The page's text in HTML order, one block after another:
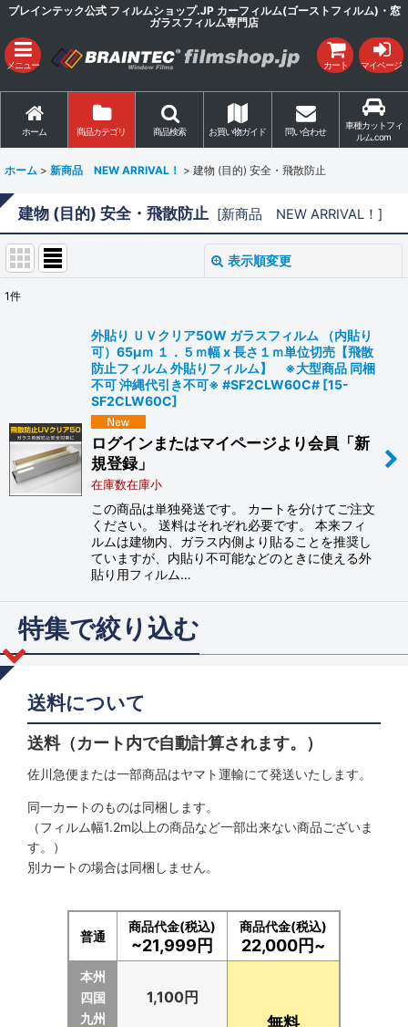
ブレインテック公式 フィルムショップ.JP カーフィルム(ゴーストフィルム)・窓
ガラスフィルム専門店
メニュー カート マイページ
ホーム 商品カテゴリ 商品検索 お買い物ガイド 問い合わせ
車種カットフィ
ルム.com
ホーム > 新商品 NEW ARRIVAL！ > 建物 (目的) 安全・飛散防止
建物 (目的) 安全・飛散防止 [新商品 NEW ARRIVAL！ ]
表示順変更
1件
外貼り ＵＶクリア50W ガラスフィルム （内貼り
可）65μｍ １．５ｍ幅 x 長さ１ｍ単位切売【飛散
防止フィルム 外貼りフィルム】 ※大型商品 同梱
不可 沖縄代引き不可※ #SF2CLW60C# [15-
SF2CLW60C]
ログインまたはマイページより会員「新
規登録」
在庫数在庫小
この商品は単独発送です。 カートを分けてご注文
ください。 送料はそれぞれ必要です。 本来フィ
ルムは建物内、ガラス内側より貼ることを推奨し
ていますが、内貼り不可能などのときに使える外
貼り用フィルム…
特集で絞り込む
自動車用 ワケアリ特価
建物用 アウトレット・ワケアリ特価
ゴーストフィルム アウトレット・ワケアリ特価
スモーク黒系アウトレット
SET特価
まとめ買い特価 大量購入
2026年新商品！！
送料について
送料（カート内で自動計算されます。）
佐川急便または一部商品はヤマト運輸にて発送いたします。
同一カートのものは同梱します。
（フィルム幅1.2m以上の商品など一部出来ない商品ございま
す。）
別カートの場合は同梱しません。
普通
商品代金(税込)
~21,999円
商品代金(税込)
22,000円~
本州
四国
九州
1,100円
無料